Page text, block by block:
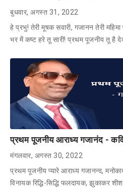
बुधवार, अगस्त 31, 2022
हे प्रभु! तेरी मूषक सवारी, गजानन तेरी
भर में कष्ट हरे तू सारी! प्रथम पूजनीय तू है
प्रथम पूजनीय आराध्य गजानंद -
मंगलवार, अगस्त 30, 2022
प्रथम पूजनीय प्यारे आराध्य गजानन्द,
विनायक रिद्धि-सिद्धि फलदायक, झुकाकर